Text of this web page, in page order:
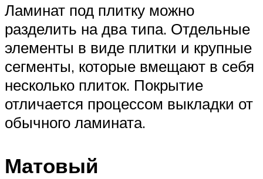
Ламинат под плитку можно
разделить на два типа. Отдельные
элементы в виде плитки и крупные
сегменты, которые вмещают в себя
несколько плиток. Покрытие
отличается процессом выкладки от
обычного ламината.
Матовый